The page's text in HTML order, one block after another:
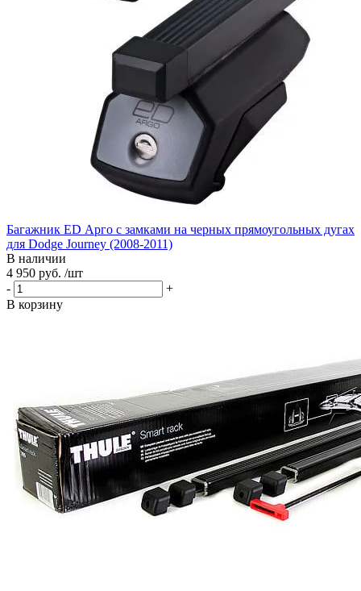
Багажник ED Арго с замками на черных прямоугольных дугах
для Dodge Journey (2008-2011)
В наличии
4 950 руб. /шт
-
+
В корзину